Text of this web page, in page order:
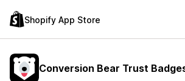
Shopify App Store
Conversion Bear Trust